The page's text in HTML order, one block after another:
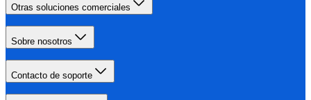
Otras soluciones comerciales
Sobre nosotros
Contacto de soporte